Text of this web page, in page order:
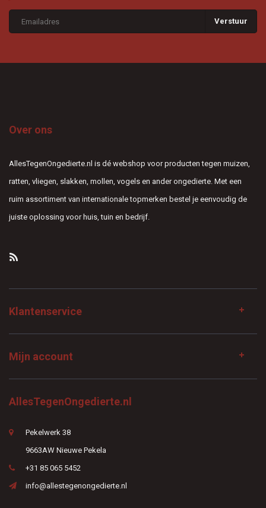
Verstuur
Over ons
AllesTegenOngedierte.nl is dé webshop voor producten tegen muizen,
ratten, vliegen, slakken, mollen, vogels en ander ongedierte. Met een
ruim assortiment van internationale topmerken bestel je eenvoudig de
juiste oplossing voor huis, tuin en bedrijf.
Klantenservice
Mijn account
AllesTegenOngedierte.nl
Pekelwerk 38
9663AW Nieuwe Pekela
+31 85 065 5452
info@allestegenongedierte.nl